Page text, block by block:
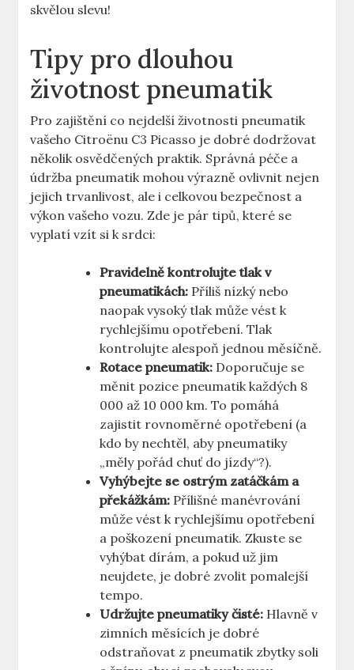
skvělou slevu!
Tipy pro dlouhou
životnost pneumatik
Pro zajištění co nejdelší životnosti pneumatik
vašeho Citroënu C3 Picasso je dobré dodržovat
několik osvědčených praktik. Správná péče a
údržba pneumatik mohou výrazně ovlivnit nejen
jejich trvanlivost, ale i celkovou bezpečnost a
výkon vašeho vozu. Zde je pár tipů, které se
vyplatí vzít si k srdci:
Pravidelně kontrolujte tlak v
pneumatikách: Příliš nízký nebo
naopak vysoký tlak může vést k
rychlejšímu opotřebení. Tlak
kontrolujte alespoň jednou měsíčně.
Rotace pneumatik: Doporučuje se
měnit pozice pneumatik každých 8
000 až 10 000 km. To pomáhá
zajistit rovnoměrné opotřebení (a
kdo by nechtěl, aby pneumatiky
„měly pořád chuť do jízdy“?).
Vyhýbejte se ostrým zatáčkám a
překážkám: Přílišné manévrování
může vést k rychlejšímu opotřebení
a poškození pneumatik. Zkuste se
vyhýbat dírám, a pokud už jim
neujdete, je dobré zvolit pomalejší
tempo.
Udržujte pneumatiky čisté: Hlavně v
zimních měsících je dobré
odstraňovat z pneumatik zbytky soli